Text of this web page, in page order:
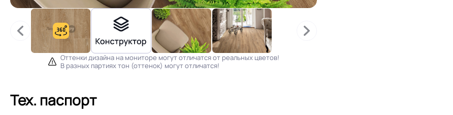
Оттенки дизайна на мониторе могут отличатся от реальных цветов!
В разных партиях тон (оттенок) могут отличатся!
Тех. паспорт